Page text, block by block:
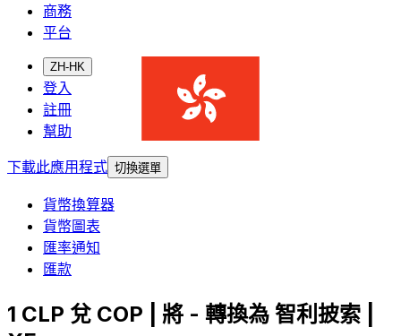
商務
平台
ZH-HK
登入
註冊
幫助
下載此應用程式 切換選單
貨幣換算器
貨幣圖表
匯率通知
匯款
1 CLP 兌 COP | 將 - 轉換為 智利披索 |